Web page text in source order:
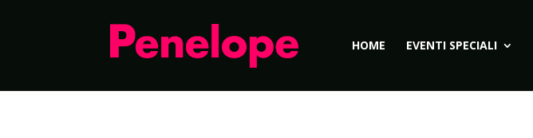
HOME EVENTI SPECIALI